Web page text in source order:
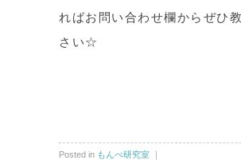
ればお問い合わせ欄からぜひ
さい☆
Posted in もんぺ研究室 ｜